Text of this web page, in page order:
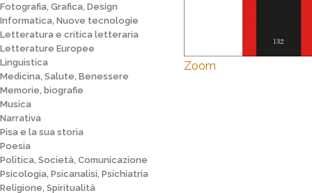
Fotografia, Grafica, Design
Informatica, Nuove tecnologie
Letteratura e critica letteraria
Letterature Europee
Linguistica
Medicina, Salute, Benessere
Memorie, biografie
Musica
Narrativa
Pisa e la sua storia
Poesia
Politica, Società, Comunicazione
Psicologia, Psicanalisi, Psichiatria
Religione, Spiritualità
Zoom